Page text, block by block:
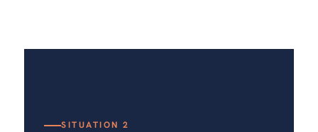
SITUATION 2